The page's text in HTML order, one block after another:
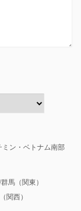
ミン・ベトナム南部
馬（関東）
関西）